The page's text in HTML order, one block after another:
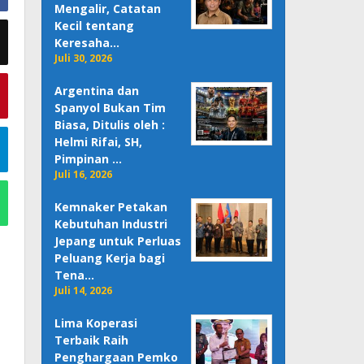
Mengalir, Catatan
Kecil tentang
Keresaha…
Juli 30, 2026
Argentina dan
Spanyol Bukan Tim
Biasa, Ditulis oleh :
Helmi Rifai, SH,
Pimpinan …
Juli 16, 2026
Kemnaker Petakan
Kebutuhan Industri
Jepang untuk Perluas
Peluang Kerja bagi
Tena…
Juli 14, 2026
Lima Koperasi
Terbaik Raih
Penghargaan Pemko